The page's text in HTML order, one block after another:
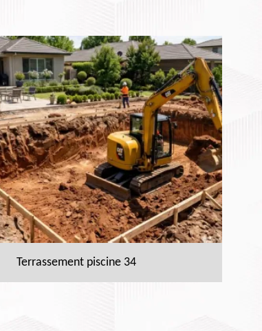
Terrassement piscine 34